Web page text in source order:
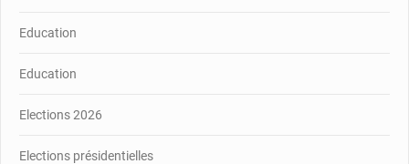
Education
Education
Elections 2026
Elections présidentielles